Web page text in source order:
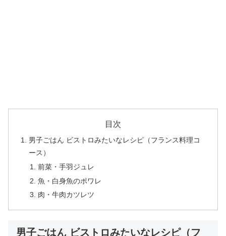
目次
男子ごはん ビストロみたいなレシピ（フランス料理コ
ース）
前菜・手羽ジュレ
魚・白身魚のポワレ
肉・牛肉カツレツ
男子ごはん ビストロみたいなレシピ（フ